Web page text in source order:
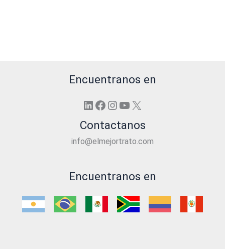
Encuentranos en
LinkedIn
Facebook
Instagram
YouTube
X
Contactanos
info@elmejortrato.com
Encuentranos en